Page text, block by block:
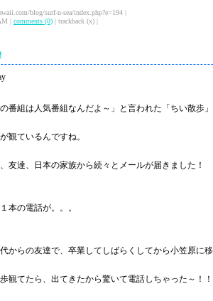
blog/surf-n-sea/index.php?e=194 |
| comments (0) | trackback (x) |
番組は人気番組なんだよ～」と言われた「ちい散歩」
観ているんですね。
友達、日本の家族から続々とメールが届きました！
本の電話が。。。
からの友達で、卒業してしばらくしてから小笠原に
歩観てたら、出てきたから驚いて電話しちゃった～！